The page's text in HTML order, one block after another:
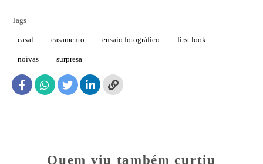
Tags
casal casamento ensaio fotográfico first look
noivas surpresa
Quem viu também curtiu